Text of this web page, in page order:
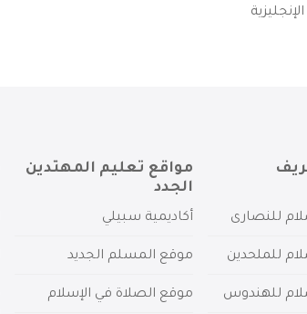
للنصارى
للملحدين
للهندوس
مواقع تعليم المهتدين
الجدد
أكاديمية سبيلي
موقع المسلم الجديد
موقع الصلاة في الإسلام